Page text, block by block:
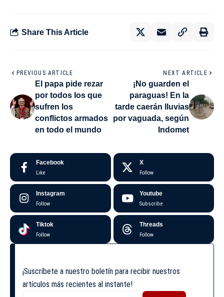
Share This Article
PREVIOUS ARTICLE
El papa pide rezar
por todos los que
sufren los
conflictos armados
en todo el mundo
NEXT ARTICLE
¡No guarden el
paraguas! En la
tarde caerán lluvias
por vaguada, según
Indomet
Facebook
Like
X
Follow
Instagram
Follow
Youtube
Subscribe
Tiktok
Follow
Threads
Follow
¡Suscríbete a nuestro boletín para recibir nuestros
artículos más recientes al instante!